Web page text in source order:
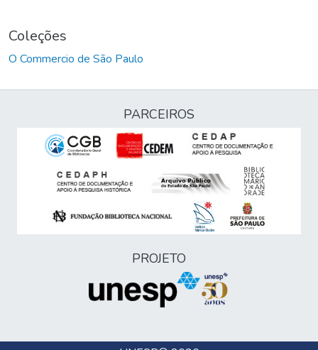
Coleções
O Commercio de São Paulo
PARCEIROS
PROJETO